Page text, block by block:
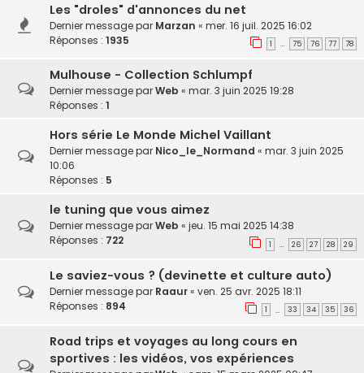
Les "droles" d'annonces du net
Dernier message par Marzan « mer. 16 juil. 2025 16:02
Réponses : 1935 1 … 75 76 77 78
Mulhouse - Collection Schlumpf
Dernier message parWeb « mar. 3 juin 2025 19:28
Réponses : 1
Hors série Le Monde Michel Vaillant
Dernier message par Nico_le_Normand « mar. 3 juin 2025
10:06
Réponses : 5
le tuning que vous aimez
Dernier message parWeb « jeu. 15 mai 2025 14:38
Réponses : 722 1 … 26 27 28 29
Le saviez-vous ? (devinette et culture auto)
Dernier message par Raaur« ven. 25 avr. 2025 18:11
Réponses : 894 1 … 33 34 35 36
Road trips et voyages au long cours en
sportives : les vidéos, vos expériences